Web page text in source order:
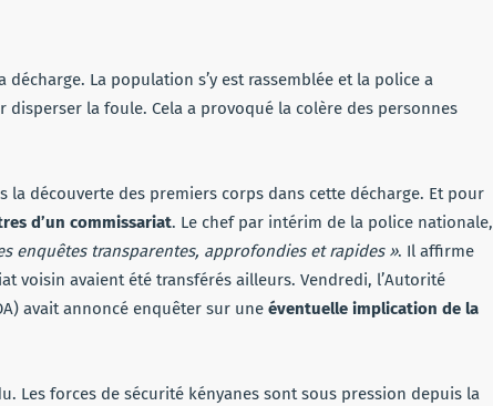
La population s’y est rassemblée et la police a
la foule. Cela a provoqué la colère des personnes
la découverte des premiers corps dans cette décharge. Et pour
d’un commissariat. Le chef par intérim de la police nationale,
enquêtes transparentes, approfondies et rapides ». Il affirme
voisin avaient été transférés ailleurs. Vendredi, l’Autorité
avait annoncé enquêter sur une éventuelle implication de la
Les forces de sécurité kényanes sont sous pression depuis la